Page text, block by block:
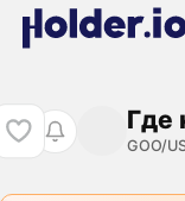
Где
GOO/